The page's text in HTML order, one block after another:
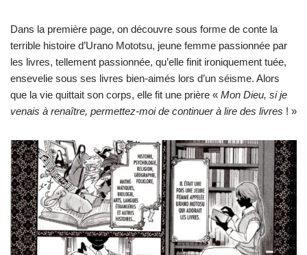
Dans la première page, on découvre sous forme de conte la
terrible histoire d’Urano Mototsu, jeune femme passionnée par
les livres, tellement passionnée, qu’elle finit ironiquement tuée,
ensevelie sous ses livres bien-aimés lors d’un séisme. Alors
que la vie quittait son corps, elle fit une prière « Mon Dieu, si je
venais à renaître, permettez-moi de continuer à lire des livres ! »